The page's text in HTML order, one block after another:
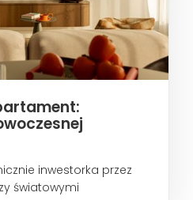
inwestorka przez
światowymi